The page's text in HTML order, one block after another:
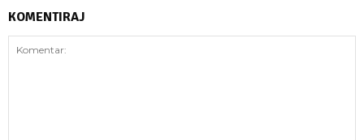
KOMENTIRAJ